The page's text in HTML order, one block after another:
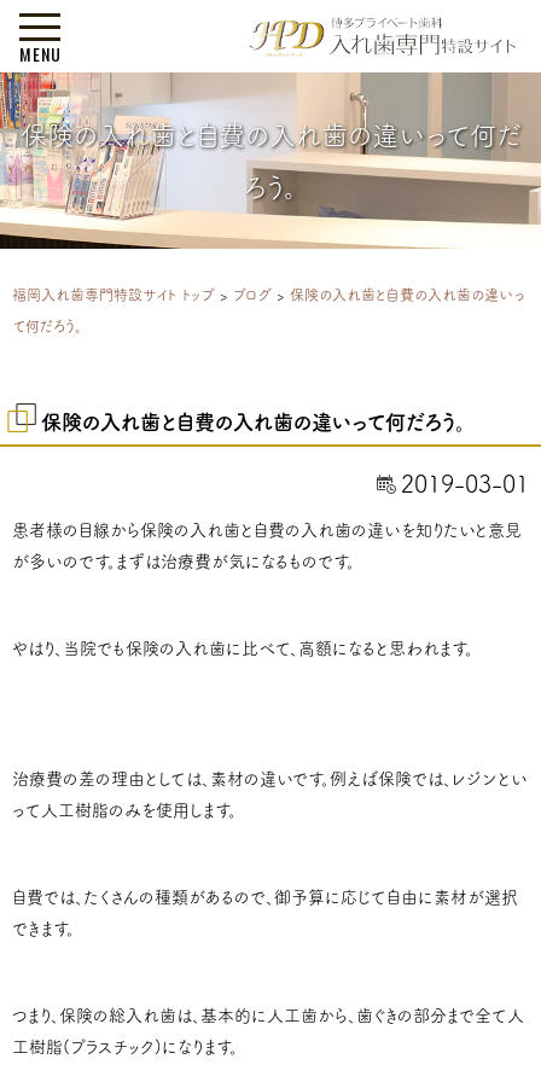
MENU
保険の入れ歯と自費の入れ歯の違いって何だ
ろう。
福岡入れ歯専門特設サイト トップ > ブログ > 保険の入れ歯と自費の入れ歯の違いっ
て何だろう。
保険の入れ歯と自費の入れ歯の違いって何だろう。
2019-03-01
患者様の目線から保険の入れ歯と自費の入れ歯の違いを知りたいと意見
が多いのです。まずは治療費が気になるものです。
やはり、当院でも保険の入れ歯に比べて、高額になると思われます。
治療費の差の理由としては、素材の違いです。例えば保険では、レジンとい
って人工樹脂のみを使用します。
自費では、たくさんの種類があるので、御予算に応じて自由に素材が選択
できます。
つまり、保険の総入れ歯は、基本的に人工歯から、歯ぐきの部分まで全て人
工樹脂(プラスチック)になります。